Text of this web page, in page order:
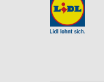
Notwendig
Performance